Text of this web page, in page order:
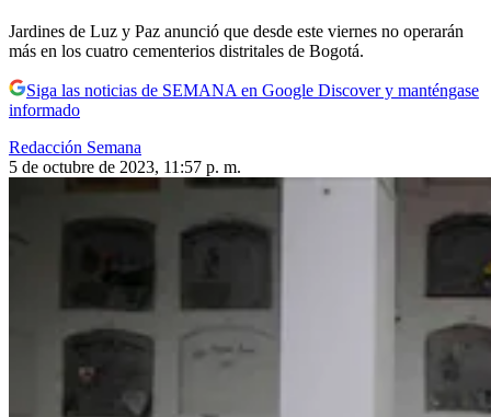
Jardines de Luz y Paz anunció que desde este viernes no operarán
más en los cuatro cementerios distritales de Bogotá.
Siga las noticias de SEMANA en Google Discover y manténgase
informado
Redacción Semana
5 de octubre de 2023, 11:57 p. m.